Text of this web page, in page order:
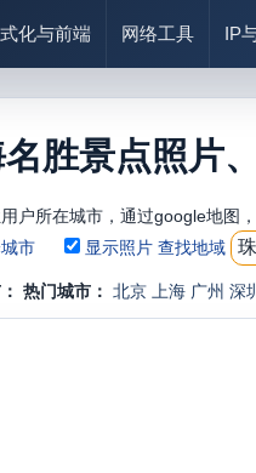
化与前端 网络工具 IP
胜景点照片
户所在城市，通过google地图
市
显示照片 查找地域
热门城市： 北京 上海 广州 深